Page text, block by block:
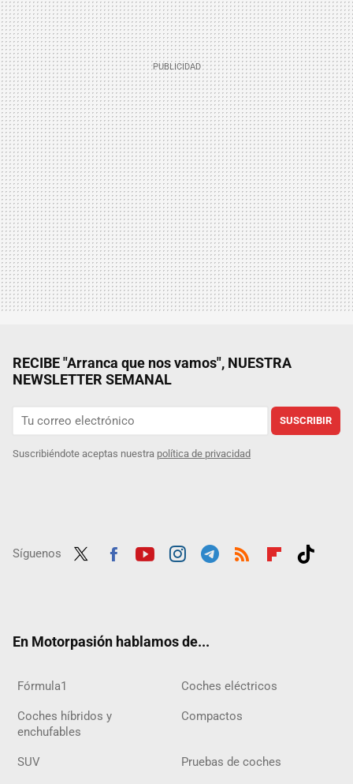
RECIBE "Arranca que nos vamos", NUESTRA
NEWSLETTER SEMANAL
SUSCRIBIR
Suscribiéndote aceptas nuestra política de privacidad
Síguenos
En Motorpasión hablamos de...
Fórmula1 Coches eléctricos
Coches híbridos y
enchufables
Compactos
SUV Pruebas de coches